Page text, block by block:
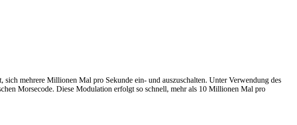
mehrere Millionen Mal pro Sekunde ein- und auszuschalten. Unter Verwendung des
Morsecode. Diese Modulation erfolgt so schnell, mehr als 10 Millionen Mal pro